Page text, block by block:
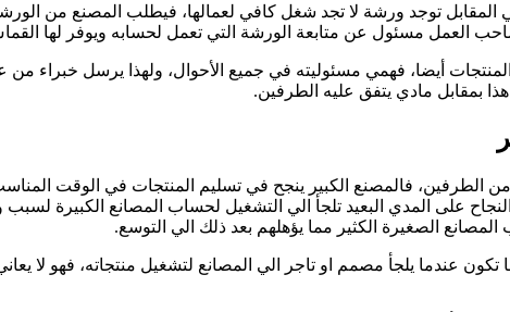
توجد ورشة لا تجد شغل كافي لعمالها، فيطلب المصنع من
العمل مسئول عن متابعة الورشة التي تعمل لحسابه ويوفر لها
أيضا، فهمي مسئوليته في جميع الأحوال، ولهذا يرسل خبراء
بمقابل مادي يتفق عليه الطرفين.
من الطرفين، فالمصنع الكبير ينجح في تسليم المنتجات في الوقت
على المدي البعيد تلجأ الي التشغيل لحساب المصانع الكبيرة
الصغيرة الكثير مما يؤهلهم بعد ذلك الي التوسع.
تكون عندما يلجأ مصمم او تاجر الي المصانع لتشغيل منتجاته، فهو لا